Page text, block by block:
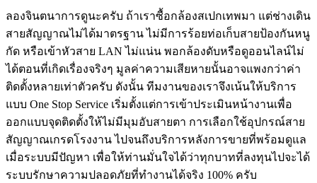
ลองจินตนาการดูนะครับ ถ้าเราซื้อกล้องสเปกเทพมา แต่ช่างเดิน
สายสัญญาณไม่ได้มาตรฐาน ไม่มีการร้อยท่อเก็บสายป้องกันหนู
กัด หรือเข้าหัวสาย LAN ไม่แน่น พอกล้องดับหรือดูออนไลน์ไม่
ได้ตอนที่เกิดเรื่องจริงๆ มูลค่าความเสียหายนั้นอาจแพงกว่าค่า
ติดตั้งหลายเท่าตัวครับ ดังนั้น ทีมงานของเราจึงเน้นให้บริการ
แบบ One Stop Service เริ่มตั้งแต่การเข้าประเมินหน้างานเพื่อ
ออกแบบจุดติดตั้งให้ไม่มีมุมอับสายตา การเลือกใช้อุปกรณ์สาย
สัญญาณเกรดโรงงาน ไปจนถึงบริการหลังการขายที่พร้อมดูแล
เมื่อระบบมีปัญหา เพื่อให้ท่านมั่นใจได้ว่าทุกบาทที่ลงทุนไปจะได้
ระบบรักษาความปลอดภัยที่ทำงานได้จริง 100% ครับ